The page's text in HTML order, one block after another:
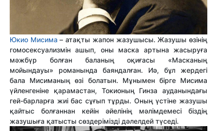
Юкио Мисима – атақты жапон жазушысы. Жазушы өзінің
гомосексуализмін ашып, оны маска артына жасыруға
мәжбүр болған баланың оқиғасы «Масканың
мойындауы» романында баяндалған. Иә, бұл жердегі
бала Мисиманың өзі болатын. Мұнымен бірге Мисима
үйленгеніне қарамастан, Токионың Гинза ауданындағы
гей-барларға жиі бас сұғып тұрды. Оның үстіне жазушы
қайтыс болғаннан кейін әйелінің мәлімдемесі біздің
жазушыға қатысты сөздерімізді дәлелдей түседі.